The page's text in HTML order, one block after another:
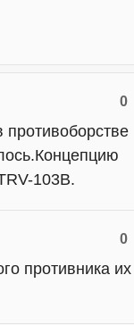
0
103B.
0
противника их